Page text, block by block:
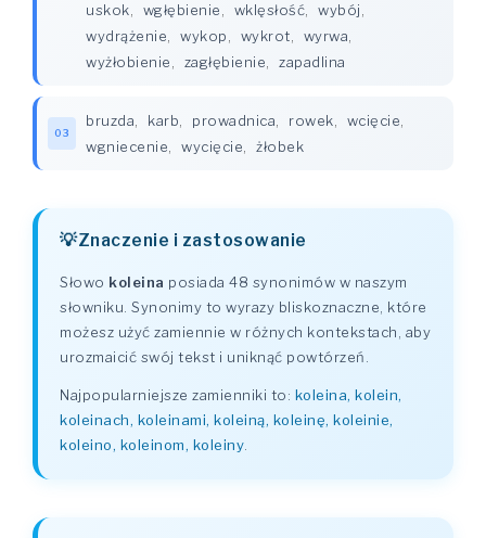
uskok
wgłębienie wklęsłość wybój
wydrążenie
wykop wykrot wyrwa
wyżłobienie
zagłębienie zapadlina
03
bruzda karb prowadnica rowek wcięcie
wgniecenie
wycięcie żłobek
Znaczenie i zastosowanie
Słowo koleina posiada 48 synonimów w naszym
słowniku. Synonimy to wyrazy bliskoznaczne, które
możesz użyć zamiennie w różnych kontekstach, aby
urozmaicić swój tekst i uniknąć powtórzeń.
Najpopularniejsze zamienniki to: koleina, kolein,
koleinach, koleinami, koleiną, koleinę, koleinie,
koleino, koleinom, koleiny